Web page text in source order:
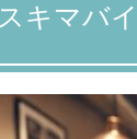
スキマバ